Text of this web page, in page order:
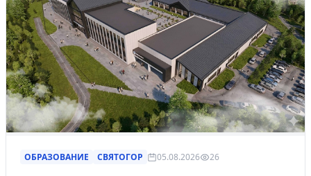
ОБРАЗОВАНИЕ СВЯТОГОР 05.08.2026 26